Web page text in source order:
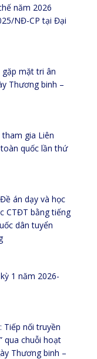
năm 2026
NĐ-CP tại Đại
mặt tri ân
Thương binh –
gia Liên
quốc lần thứ
án dạy và học
CTĐT bằng tiếng
dân tuyển
1 năm 2026-
Tiếp nối truyền
qua chuỗi hoạt
Thương binh –